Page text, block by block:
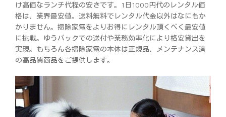
け高価なランチ代程の安さです。1日1000円代のレンタル価
格は、業界最安値。送料無料でレンタル代金以外はなにもか
かりません。掃除家電をよりお得にレンタル頂くべく最安値
に挑戦。ゆうパックでの送付や業務効率化により格安貸出を
実現。もちろん各掃除家電の本体は正規品、メンテナンス済
の高品質商品をご提供します。